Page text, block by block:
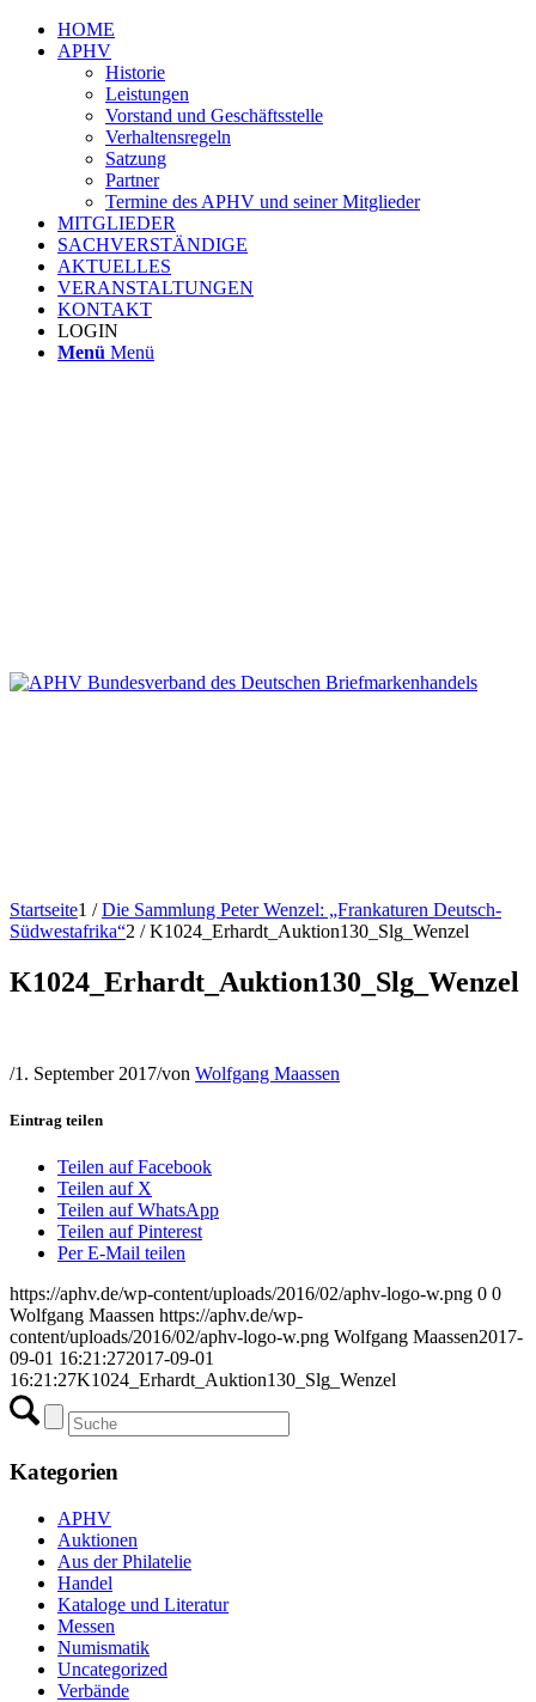
HOME
APHV
Historie
Leistungen
Vorstand und Geschäftsstelle
Verhaltensregeln
Satzung
Partner
Termine des APHV und seiner Mitglieder
MITGLIEDER
SACHVERSTÄNDIGE
AKTUELLES
VERANSTALTUNGEN
KONTAKT
LOGIN
Menü Menü
Startseite1 / Die Sammlung Peter Wenzel: „Frankaturen Deutsch-
Südwestafrika“2 / K1024_Erhardt_Auktion130_Slg_Wenzel
K1024_Erhardt_Auktion130_Slg_Wenzel
/1. September 2017/von Wolfgang Maassen
Eintrag teilen
Teilen auf Facebook
Teilen auf X
Teilen auf WhatsApp
Teilen auf Pinterest
Per E-Mail teilen
https://aphv.de/wp-content/uploads/2016/02/aphv-logo-w.png 0 0
Wolfgang Maassen https://aphv.de/wp-
content/uploads/2016/02/aphv-logo-w.png Wolfgang Maassen2017-
09-01 16:21:272017-09-01
16:21:27K1024_Erhardt_Auktion130_Slg_Wenzel
Kategorien
APHV
Auktionen
Aus der Philatelie
Handel
Kataloge und Literatur
Messen
Numismatik
Uncategorized
Verbände